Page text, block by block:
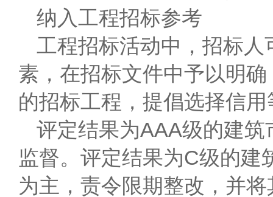
纳入工程招标参考
工程招标活动中，招标
素，在招标文件中予以明
的招标工程，提倡选择信
评定结果为AAA级的建
监督。评定结果为C级的建
为主，责令限期整改，并